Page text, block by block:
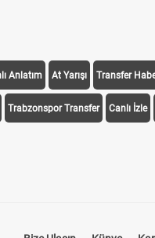
Anlatım At Yarışı Transfer
Trabzonspor Transfer Canlı İzle